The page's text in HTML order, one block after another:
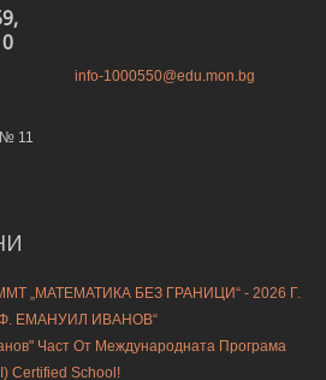
info-1000550@edu.mon.bg
№ 11
„МАТЕМАТИКА БЕЗ ГРАНИЦИ“ - 2026 Г.
ЕМАНУИЛ ИВАНОВ“
Част От Международната Програма
Certified School!